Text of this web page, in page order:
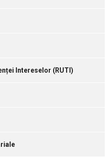
Intereselor (RUTI)